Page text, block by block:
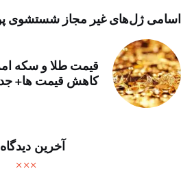
اسامی ژل‌های غیر مجاز شستشوی
کاهش قیمت ها+
آخرین